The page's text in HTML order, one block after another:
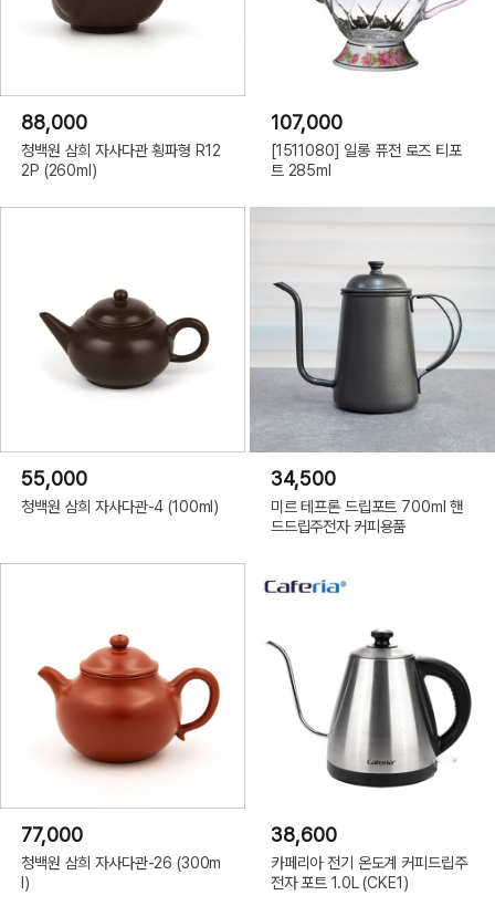
88,000
청백원 삼희 자사다관 횡파형 R12
2P (260ml)
107,000
[1511080] 일롱 퓨전 로즈 티포
트 285ml
55,000
청백원 삼희 자사다관-4 (100ml)
34,500
미르 테프론 드립포트 700ml 핸
드드립주전자 커피용품
77,000
청백원 삼희 자사다관-26 (300m
l)
38,600
카페리아 전기 온도계 커피드립주
전자 포트 1.0L (CKE1)